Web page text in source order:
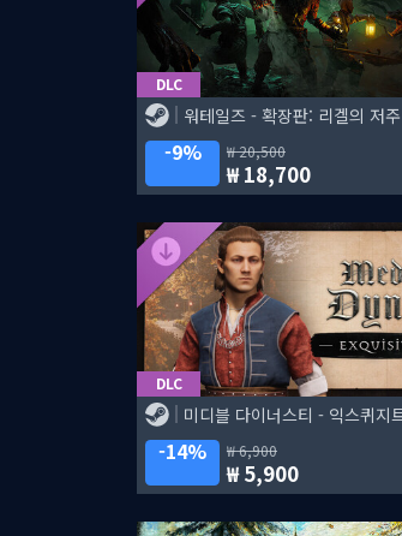
DLC
워테일즈 - 확장판: 리겔의 저주
9% 20,500
18,700
DLC
미디블 다이너스티 - 익스퀴지
14% 6,900
5,900